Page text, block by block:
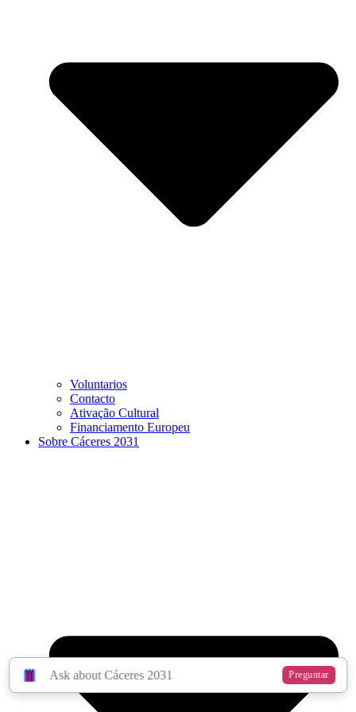
Voluntarios
Contacto
Ativação Cultural
Financiamento Europeu
Sobre Cáceres 2031